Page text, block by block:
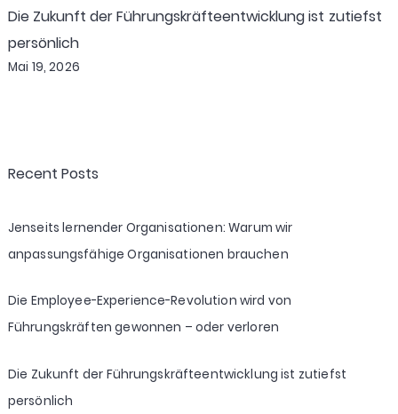
Die Zukunft der Führungskräfteentwicklung ist zutiefst
persönlich
Mai 19, 2026
Recent Posts
Jenseits lernender Organisationen: Warum wir
anpassungsfähige Organisationen brauchen
Die Employee-Experience-Revolution wird von
Führungskräften gewonnen – oder verloren
Die Zukunft der Führungskräfteentwicklung ist zutiefst
persönlich